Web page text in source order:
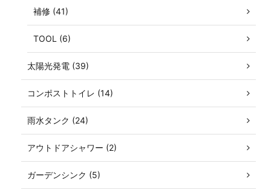
補修 (41)
TOOL (6)
太陽光発電 (39)
コンポストトイレ (14)
雨水タンク (24)
アウトドアシャワー (2)
ガーデンシンク (5)